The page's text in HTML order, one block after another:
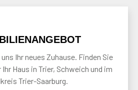
Ihr neues Zuhause. Finden Sie
Ihr Haus in Trier, Schweich und im
Trier-Saarburg.